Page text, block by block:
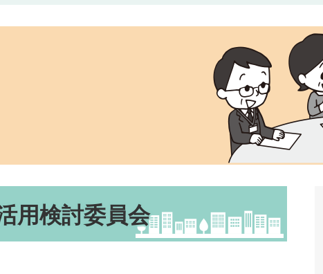
用検討委員会